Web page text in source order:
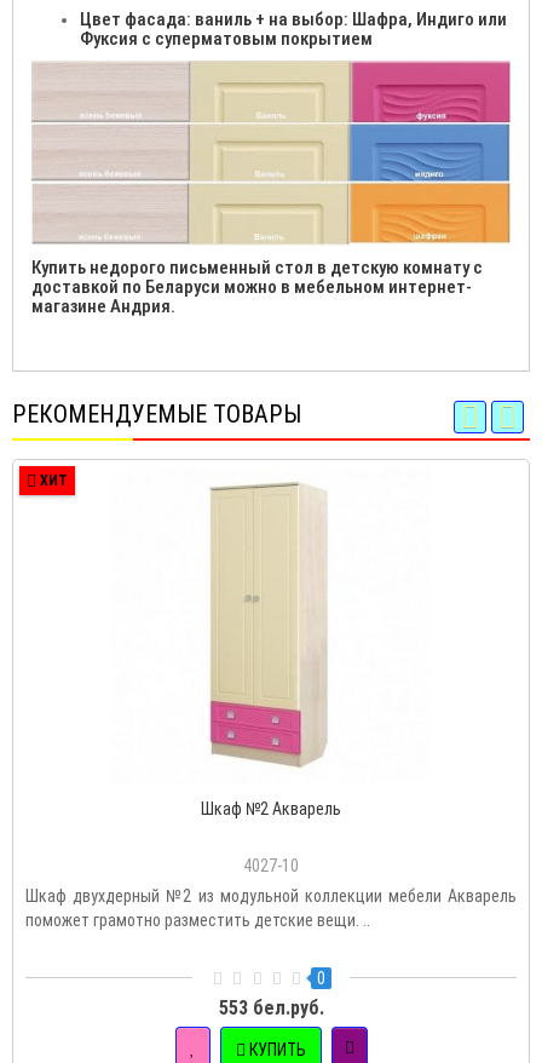
Цвет фасада: ваниль + на выбор: Шафра, Индиго или
Фуксия с суперматовым покрытием
Купить недорого письменный стол в детскую комнату с
доставкой по Беларуси можно в мебельном интернет-
магазине Андрия.
РЕКОМЕНДУЕМЫЕ ТОВАРЫ
ХИТ
Шкаф №2 Акварель
4027-10
Шкаф двухдерный №2 из модульной коллекции мебели Акварель
поможет грамотно разместить детские вещи. ..
0
553 бел.руб.
КУПИТЬ